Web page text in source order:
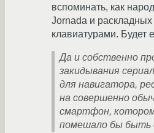
вспоминать, как
Jornada и раскладных
клавиатурами. Будет
Да и собственно
закидывания
для навигатора,
на совершенно
смартфон,
помешало бы быть